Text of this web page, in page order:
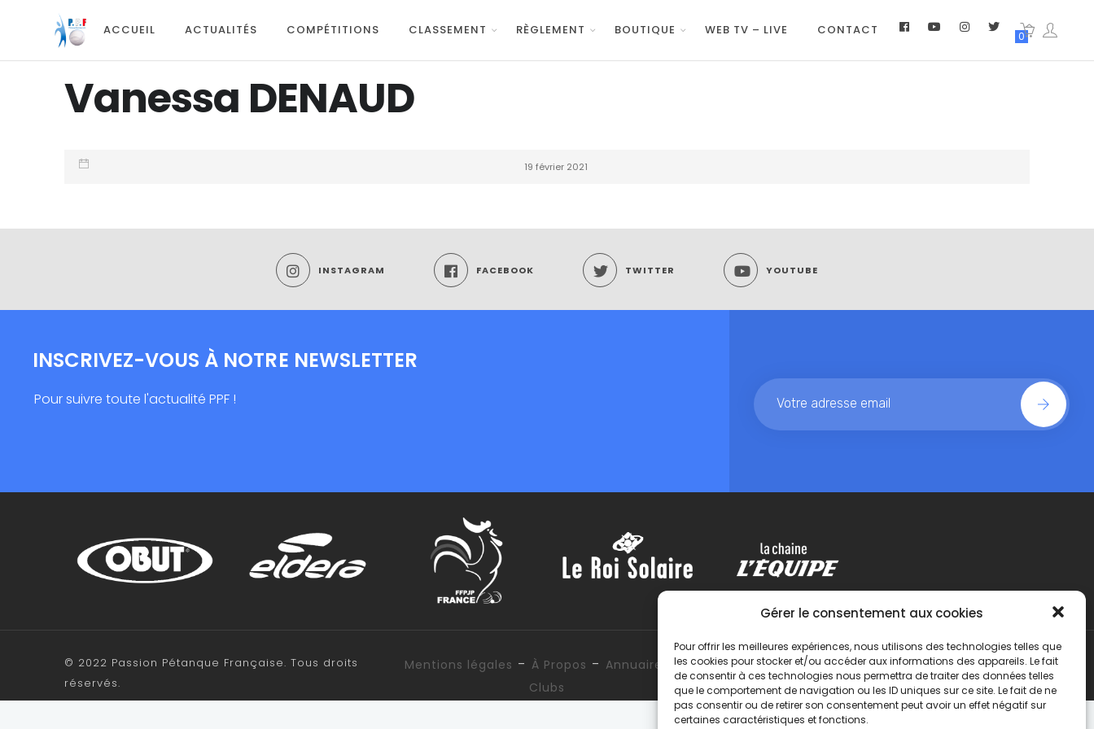
Gérer le consentement aux cookies
Pour offrir les meilleures expériences, nous utilisons des technologies telles que
les cookies pour stocker et/ou accéder aux informations des appareils. Le fait
de consentir à ces technologies nous permettra de traiter des données telles
que le comportement de navigation ou les ID uniques sur ce site. Le fait de ne
pas consentir ou de retirer son consentement peut avoir un effet négatif sur
certaines caractéristiques et fonctions.
ACCUEIL ACTUALITÉS COMPÉTITIONS CLASSEMENT RÈGLEMENT BOUTIQUE WEB TV – LIVE CONTACT 0
Vanessa DENAUD
19 février 2021
INSTAGRAM FACEBOOK TWITTER YOUTUBE
INSCRIVEZ-VOUS À NOTRE NEWSLETTER
Pour suivre toute l'actualité PPF !
© 2022 Passion Pétanque Française. Tous droits
réservés.
Mentions légales - À Propos - Annuaire des
Clubs